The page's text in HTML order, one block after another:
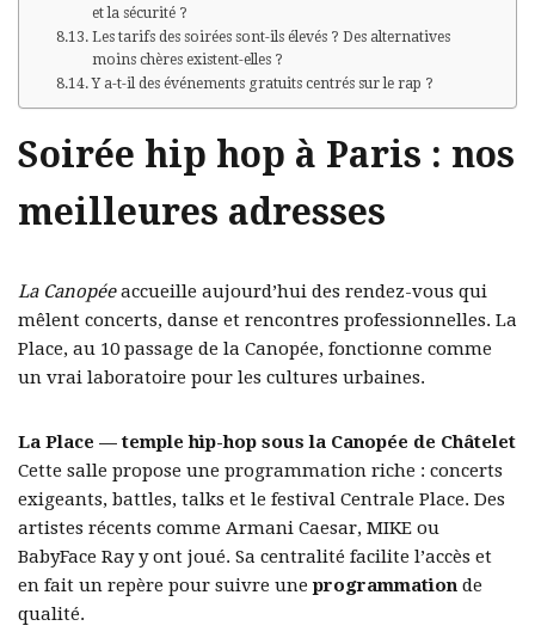
et la sécurité ?
Les tarifs des soirées sont-ils élevés ? Des alternatives
moins chères existent-elles ?
Y a-t-il des événements gratuits centrés sur le rap ?
Soirée hip hop à Paris : nos
meilleures adresses
La Canopéeaccueille aujourd’hui des rendez-vous qui
mêlent concerts, danse et rencontres professionnelles. La
Place, au 10 passage de la Canopée, fonctionne comme
un vrai laboratoire pour les cultures urbaines.
La Place — temple hip-hop sous la Canopée de Châtelet
Cette salle propose une programmation riche : concerts
exigeants, battles, talks et le festival Centrale Place. Des
artistes récents comme Armani Caesar, MIKE ou
BabyFace Ray y ont joué. Sa centralité facilite l’accès et
en fait un repère pour suivre une programmation de
qualité.